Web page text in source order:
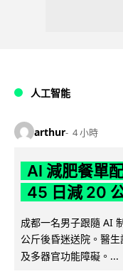
人工智能
arthur 4 小時
AI 減肥餐單
45 日減 20
成都一名男子跟隨 AI
公斤後昏迷送院。醫
及多器官功能障礙。...